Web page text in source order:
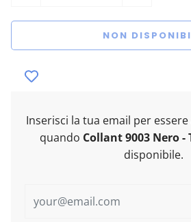
NON
Inserisci la tua email per
quando Collant 9003 Nero -
disponibile.